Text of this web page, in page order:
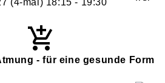
(4-mal) 18:15 - 19:30
- für eine gesunde Form